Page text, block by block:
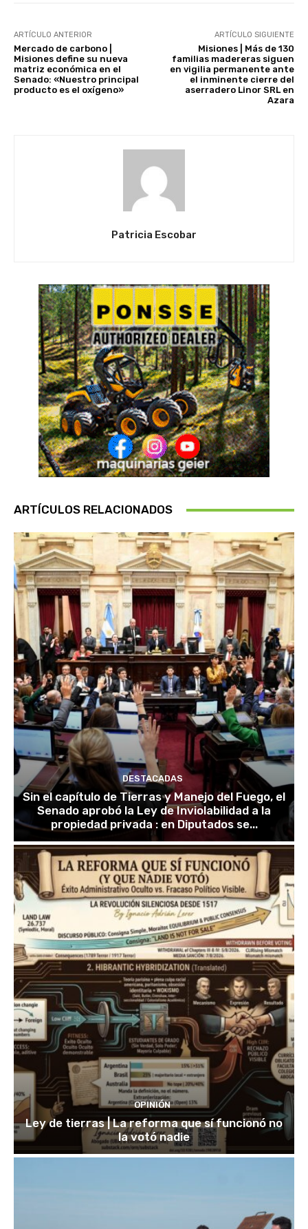
ARTÍCULO ANTERIOR
Mercado de carbono |
Misiones define su nueva
matriz económica en el
Senado: «Nuestro principal
producto es el oxígeno»
ARTÍCULO SIGUIENTE
Misiones | Más de 130
familias madereras siguen
en vigilia permanente ante
el inminente cierre del
aserradero Linor SRL en
Azara
Patricia Escobar
ARTÍCULOS RELACIONADOS
DESTACADAS
Sin el capítulo de Tierras y Manejo del Fuego, el
Senado aprobó la Ley de Inviolabilidad a la
propiedad privada : en Diputados se...
OPINIÓN
Ley de tierras | La reforma que sí funcionó no
la votó nadie